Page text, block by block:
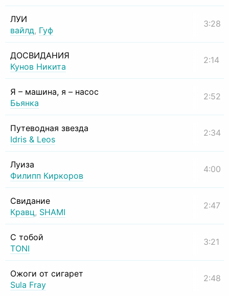
ЛУИ
вайлд, Гуф
3:28
ДОСВИДАНИЯ
Кунов Никита
2:14
Я – машина, я – насос
Бьянка
2:52
Путеводная звезда
Idris & Leos
2:34
Луиза
Филипп Киркоров
4:00
Свидание
Кравц, SHAMI
2:47
С тобой
TONI
3:21
Ожоги от сигарет
Sula Fray
2:48